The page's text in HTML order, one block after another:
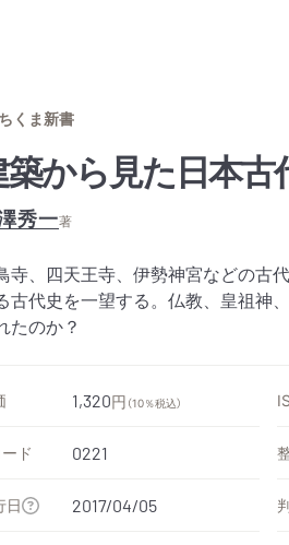
ちくま新書
から見た日本古
秀一著
寺、四天王寺、伊勢神宮などの古
古代史を一望する。仏教、皇祖神
たのか？
1,320円 （10％税込）
ド 0221
日 2017/04/05